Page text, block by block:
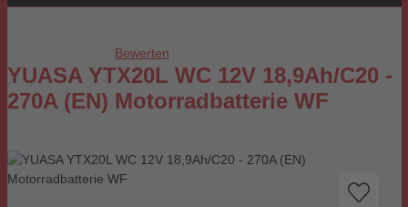
Durchschnittliche Bewertung von 0 von 5 Sternen
Bewerten
YUASA YTX20L WC 12V 18,9Ah/C20 -
270A (EN) Motorradbatterie WF
Bildergalerie überspringen